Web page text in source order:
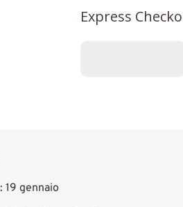
Express
19 gennaio